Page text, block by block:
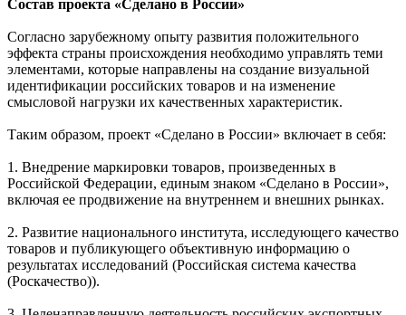
Состав проекта «Сделано в России»
Согласно зарубежному опыту развития положительного
эффекта страны происхождения необходимо управлять теми
элементами, которые направлены на создание визуальной
идентификации российских товаров и на изменение
смысловой нагрузки их качественных характеристик.
Таким образом, проект «Сделано в России» включает в себя:
1. Внедрение маркировки товаров, произведенных в
Российской Федерации, единым знаком «Сделано в России»,
включая ее продвижение на внутреннем и внешних рынках.
2. Развитие национального института, исследующего качество
товаров и публикующего объективную информацию о
результатах исследований (Российская система качества
(Роскачество)).